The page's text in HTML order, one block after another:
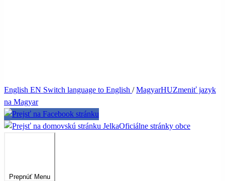
English EN Switch language to English /MagyarHUZmeniť jazyk
na Magyar
JelkaOficiálne stránky obce
Prepnúť Menu